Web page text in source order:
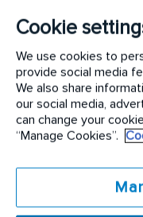
Teamintern
Du berätst
empfiehlst
-bekämpfung
Die
Cookie
We use cookies to
provide social media
We also share
our social media,
can change your
“Manage Cookies”.